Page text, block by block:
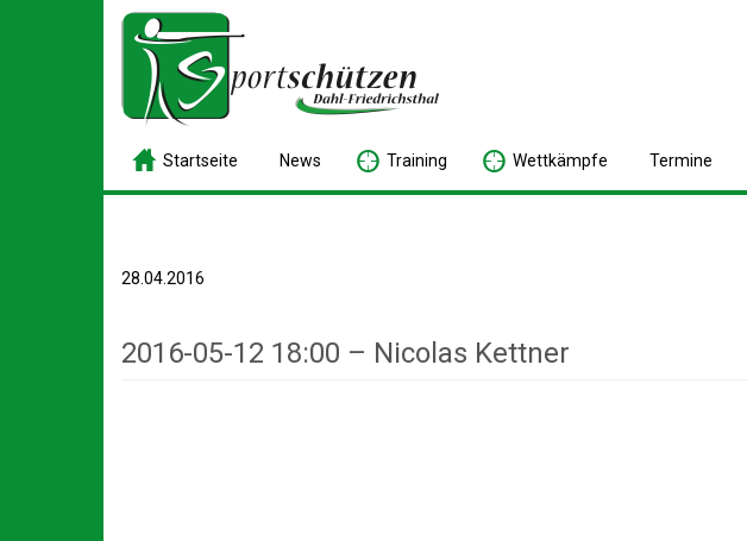
Startseite News Training Wettkämpfe Termine
28.04.2016
2016-05-12 18:00 – Nicolas Kettner